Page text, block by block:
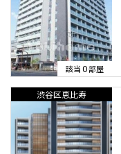
該当0部屋
渋谷区恵比寿